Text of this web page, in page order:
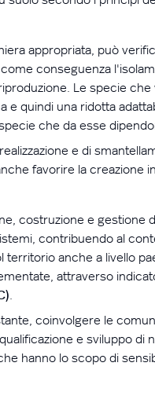
appropriata, può
conseguenza
Le specie che
e quindi una ridotta
che da esse
e di
favorire la creazione
costruzione e gestione
contribuendo al
anche a livello
attraverso
coinvolgere le
e sviluppo di
hanno lo scopo di